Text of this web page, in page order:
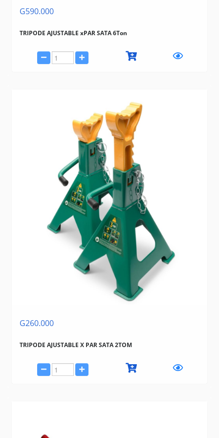
G590.000
TRIPODE AJUSTABLE xPAR SATA 6Ton
G260.000
TRIPODE AJUSTABLE X PAR SATA 2TOM